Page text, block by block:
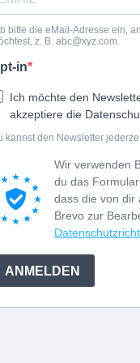
bitte die eMail-Adresse ein,
z. B. abc@xyz.com.
in
Ich möchte den
akzeptiere die
kannst den Newsletter
Wir verwenden
du das
dass die von dir
Brevo zur
ANMELDEN